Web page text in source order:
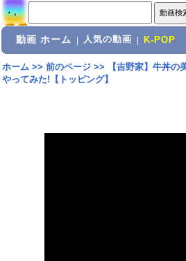
動画 ホーム 人気の動画 K-POP
ホーム>> 前のページ>>
【吉野家】牛丼の
やってみた!【トッピング】